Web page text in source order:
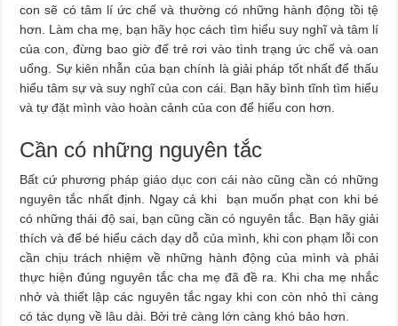
con sẽ có tâm lí ức chế và thường có những hành động tồi tệ
hơn. Làm cha mẹ, bạn hãy học cách tìm hiểu suy nghĩ và tâm lí
của con, đừng bao giờ để trẻ rơi vào tình trạng ức chế và oan
uổng. Sự kiên nhẫn của bạn chính là giải pháp tốt nhất để thấu
hiểu tâm sự và suy nghĩ của con cái. Bạn hãy bình tĩnh tìm hiểu
và tự đặt mình vào hoàn cảnh của con để hiểu con hơn.
Cần có những nguyên tắc
Bất cứ phương pháp giáo dục con cái nào cũng cần có những
nguyên tắc nhất định. Ngay cả khi bạn muốn phạt con khi bé
có những thái độ sai, bạn cũng cần có nguyên tắc. Bạn hãy giải
thích và để bé hiểu cách dạy dỗ của mình, khi con phạm lỗi con
cần chịu trách nhiệm về những hành động của mình và phải
thực hiện đúng nguyên tắc cha mẹ đã đề ra. Khi cha mẹ nhắc
nhở và thiết lập các nguyên tắc ngay khi con còn nhỏ thì càng
có tác dụng về lâu dài. Bởi trẻ càng lớn càng khó bảo hơn.